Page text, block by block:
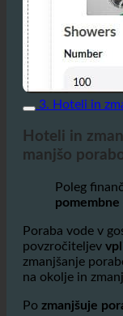
3. Hoteli in
manjšo
Poleg
Poraba vode v
povzročiteljev
zmanjšanje